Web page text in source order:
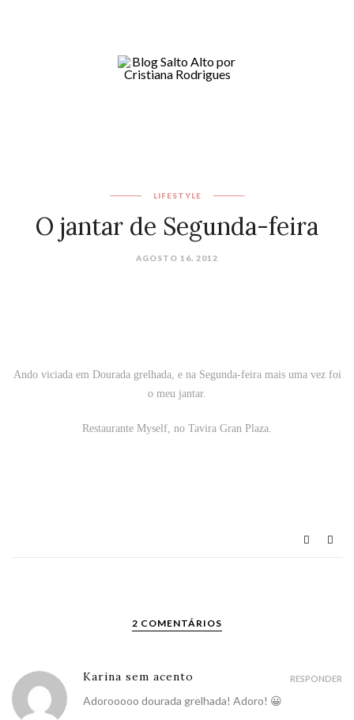
LIFESTYLE
O jantar de Segunda-feira
AGOSTO 16, 2012
Ando viciada em Dourada grelhada, e na Segunda-feira mais uma vez foi
o meu jantar.
Restaurante Myself, no Tavira Gran Plaza.
2 COMENTÁRIOS
Karina sem acento
Adorooooo dourada grelhada! Adoro! 😀
RESPONDER